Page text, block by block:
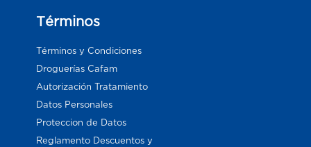
Términos
Términos y Condiciones
Droguerías Cafam
Autorización Tratamiento
Datos Personales
Proteccion de Datos
Reglamento Descuentos y